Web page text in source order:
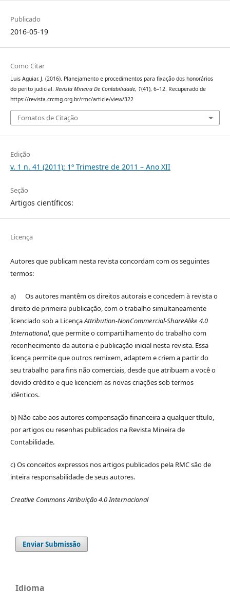
Publicado
2016-05-19
Como Citar
Luis Aguiar, J. (2016). Planejamento e procedimentos para fixação dos honorários
do perito judicial. Revista Mineira De Contabilidade, 1(41), 6–12. Recuperado de
https://revista.crcmg.org.br/rmc/article/view/322
Fomatos de Citação
Edição
v. 1 n. 41 (2011): 1º Trimestre de 2011 – Ano XII
Seção
Artigos científicos:
Licença
Autores que publicam nesta revista concordam com os seguintes
termos:
a) Os autores mantêm os direitos autorais e concedem à revista o
direito de primeira publicação, com o trabalho simultaneamente
licenciado sob a LicençaAttribution-NonCommercial-ShareAlike 4.0
International, que permite o compartilhamento do trabalho com
reconhecimento da autoria e publicação inicial nesta revista. Essa
licença permite que outros remixem, adaptem e criem a partir do
seu trabalho para fins não comerciais, desde que atribuam a você o
devido crédito e que licenciem as novas criações sob termos
idênticos.
b) Não cabe aos autores compensação financeira a qualquer título,
por artigos ou resenhas publicados na Revista Mineira de
Contabilidade.
c) Os conceitos expressos nos artigos publicados pela RMC são de
inteira responsabilidade de seus autores.
Creative Commons Atribuição 4.0 Internacional
Enviar Submissão
Idioma